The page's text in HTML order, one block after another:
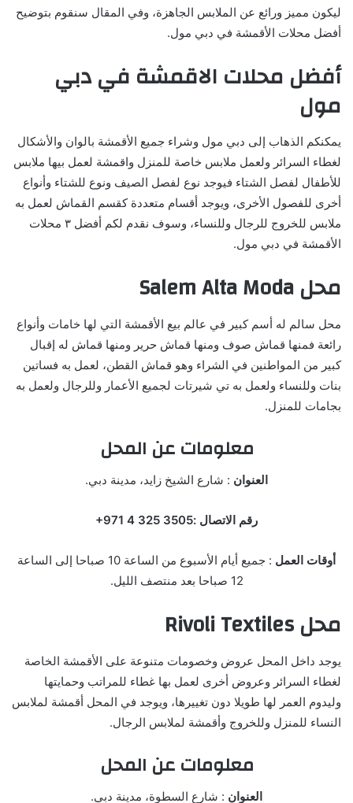
ليكون مميز ورائع عن الملابس الجاهزة، وفي المقال سنقوم بتوضيح
أفضل محلات الأقمشة في دبي مول.
أفضل محلات الاقمشة في دبي
مول
يمكنكم الذهاب إلى دبي مول وشراء جميع الأقمشة بالوان والأشكال
لغطاء السرائر ولعمل ملابس خاصة للمنزل واقمشة لعمل بيها ملابس
للأطفال لفصل الشتاء فيوجد نوع لفصل الصيف ونوع للشتاء وأنواع
أخرى للفصول الأخرى، ويوجد أقسام متعددة كقسم القماش لعمل به
ملابس للخروج للرجال وللنساء، وسوف نقدم لكم أفضل ٣ محلات
الأقمشة في دبي مول.
محل Salem Alta Moda
محل سالم له أسم كبير في عالم بيع الأقمشة التي لها خامات وأنواع
رائعة فمنها قماش صوف ومنها قماش حرير ومنها قماش له إقبال
كبير من المواطنين في الشراء وهو قماش القطن، لعمل به فساتين
بنات وللنساء ولعمل به تي شيرتات لجميع الأعمار وللرجال ولعمل به
بجامات للمنزل.
معلومات عن المحل
العنوان : شارع الشيخ زايد، مدينة دبي.
رقم الاتصال :‏‪+971 4 325 3505‬‏‬
أوقات العمل
: جميع أيام الأسبوع من الساعة 10 صباحا إلى الساعة
12 صباحا بعد منتصف الليل.
محل Rivoli Textiles
يوجد داخل المحل عروض وخصومات متنوعة على الأقمشة الخاصة
لغطاء السرائر وعروض أخرى لعمل بها غطاء للمراتب وحمايتها
وليدوم العمر لها طويلا دون تغييرها، ويوجد في المحل أقمشة لملابس
النساء للمنزل وللخروج وأقمشة لملابس الرجال.
معلومات عن المحل
العنوان : شارع السطوة، مدينة دبي.